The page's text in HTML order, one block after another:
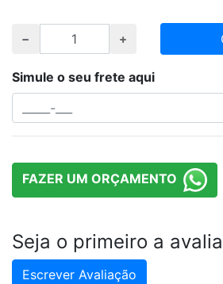
Simule o seu frete aqui
FAZER UM ORÇAMENTO
Seja o primeiro a
Escrever Avaliação